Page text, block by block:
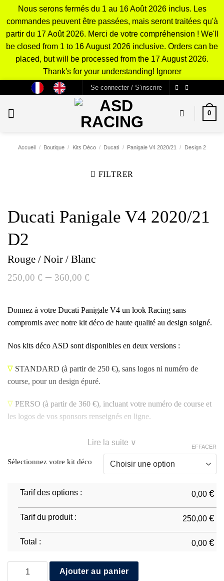
Nous serons fermés du 1 au 16 Août 2026 inclus. Les
commandes peuvent être passées, mais seront traitées qu'à
partir du 17 Août 2026. Merci de votre compréhension ! We'll
be closed from 1 to 16 August 2026 inclusive. Orders can be
placed, but will be processed from the 17 August 2026.
Thank's for your understanding! Ignorer
contenu
Se connecter / S’inscrire
0
Accueil / Boutique / Kits Déco / Ducati / Panigale V4 2020/21 / Design 2
FILTRER
Ducati Panigale V4 2020/21
D2
Rouge / Noir / Blanc
250,00 € – 360,00 €
Donnez à votre Ducati Panigale V4 un look Racing sans
compromis avec notre kit déco de haute qualité au design soigné.
Nos kits déco ASD sont disponibles en deux versions :
∇ STANDARD (à partir de 250 €), sans logos ni numéro de
course, pour un design épuré.
∇ PERSO (à partir de 360 €), incluant votre numéro de course et
les logos de vos sponsors renseignés en ligne.
Lire la suite ∨
Sélectionnez votre kit déco
EFFACER
Tarif des options : 0,00 €
Tarif du produit : 250,00 €
Total : 0,00 €
quantité de Ducati Panigale V4 2020/21 D2
Ajouter au panier